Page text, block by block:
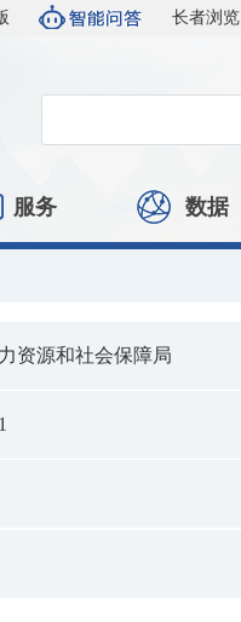
长者浏览
服务 数据
资源和社会保障局